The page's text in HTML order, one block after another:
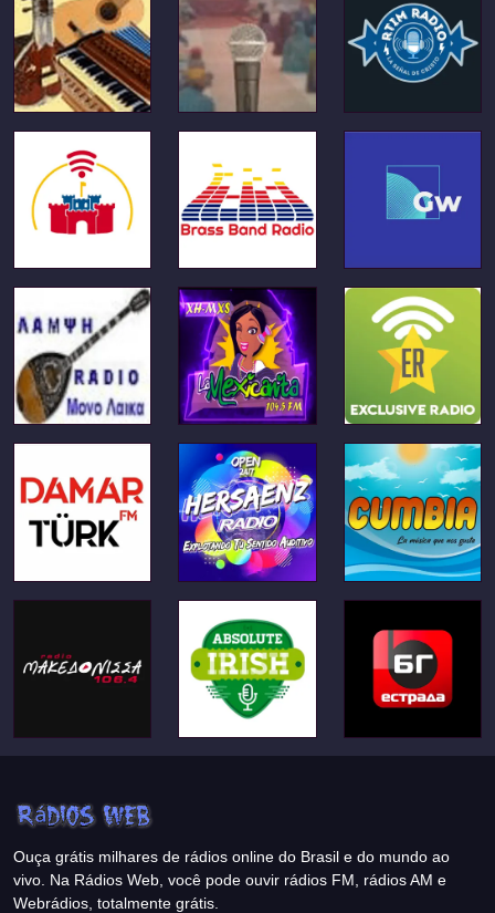
Ouça grátis milhares de rádios online do Brasil e do mundo ao
vivo. Na Rádios Web, você pode ouvir rádios FM, rádios AM e
Webrádios, totalmente grátis.